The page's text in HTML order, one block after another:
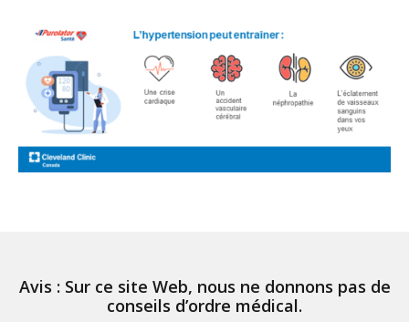
Avis : Sur ce site Web, nous ne donnons pas de
conseils d’ordre médical.